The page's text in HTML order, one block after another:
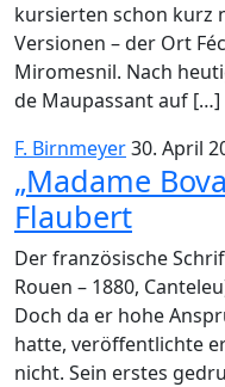
kursierten schon kurz
Versionen – der Ort
Miromesnil. Nach
de Maupassant auf […]
F. Birnmeyer30. April
„Madame
Flaubert
Der französische
Rouen – 1880,
Doch da er hohe
hatte, veröffentlichte
nicht. Sein erstes